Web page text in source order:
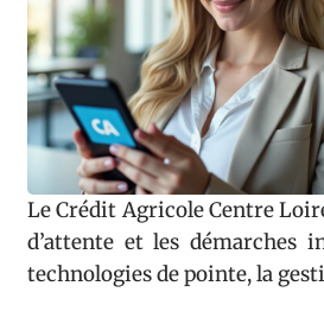
Le Crédit Agricole Centre
d’attente et les démarches
technologies de pointe, la